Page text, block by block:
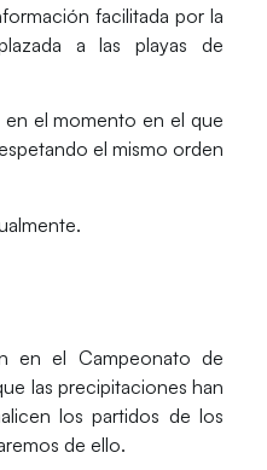
facilitada por la
a las playas de
el momento en el que
el mismo orden
en el Campeonato de
las precipitaciones han
los partidos de los
de ello.